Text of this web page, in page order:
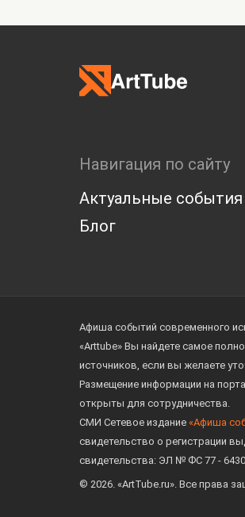
Навигация по сайту
Актуальные события
Блог
Афиша событий современного
«Arttube» Вы найдете самое
источников, если вы желаете
Размещение информации на
открыты для сотрудничества.
СМИ Сетевое издание «Афиша
свидетельство о регистрации
свидетельства: ЭЛ № ФС 77 -
© 2026. «ArtTube.ru». Все права